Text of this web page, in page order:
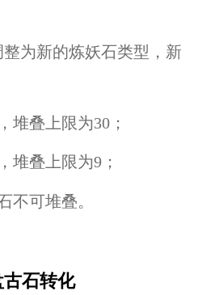
为新的炼妖石类型，新
叠上限为30；
叠上限为9；
可堆叠。
古石转化